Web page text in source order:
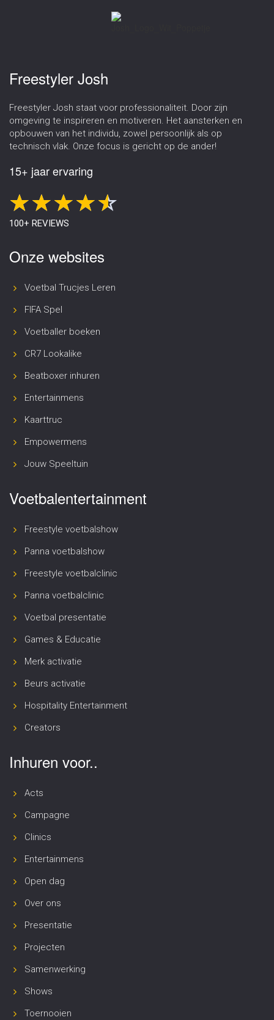
Freestyler Josh
Freestyler Josh staat voor professionaliteit. Door zijn
omgeving te inspireren en motiveren. Het aansterken en
opbouwen van het individu, zowel persoonlijk als op
technisch vlak. Onze focus is gericht op de ander!
15+ jaar ervaring
100+ REVIEWS
Onze websites
Voetbal Trucjes Leren
FIFA Spel
Voetballer boeken
CR7 Lookalike
Beatboxer inhuren
Entertainmens
Kaarttruc
Empowermens
Jouw Speeltuin
Voetbalentertainment
Freestyle voetbalshow
Panna voetbalshow
Freestyle voetbalclinic
Panna voetbalclinic
Voetbal presentatie
Games & Educatie
Merk activatie
Beurs activatie
Hospitality Entertainment
Creators
Inhuren voor..
Acts
Campagne
Clinics
Entertainmens
Open dag
Over ons
Presentatie
Projecten
Samenwerking
Shows
Toernooien